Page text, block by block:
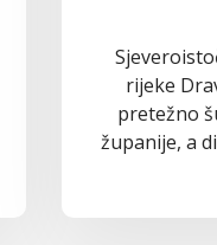
rijeke
pretežno
županije, a